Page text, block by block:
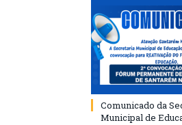
Comunicado da
Municipal de